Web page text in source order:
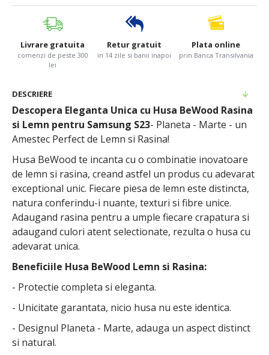
Livrare gratuita
comenzi de peste 300
lei
Retur gratuit
in 14 zile si banii inapoi
Plata online
prin Banca Transilvania
DESCRIERE
Descopera Eleganta Unica cu Husa BeWood Rasina
si Lemn pentru Samsung S23- Planeta - Marte - un
Amestec Perfect de Lemn si Rasina!
Husa BeWood te incanta cu o combinatie inovatoare
de lemn si rasina, creand astfel un produs cu adevarat
exceptional unic. Fiecare piesa de lemn este distincta,
natura conferindu-i nuante, texturi si fibre unice.
Adaugand rasina pentru a umple fiecare crapatura si
adaugand culori atent selectionate, rezulta o husa cu
adevarat unica.
Beneficiile Husa BeWood Lemn si Rasina:
- Protectie completa si eleganta.
- Unicitate garantata, nicio husa nu este identica.
- Designul Planeta - Marte, adauga un aspect distinct
si natural.